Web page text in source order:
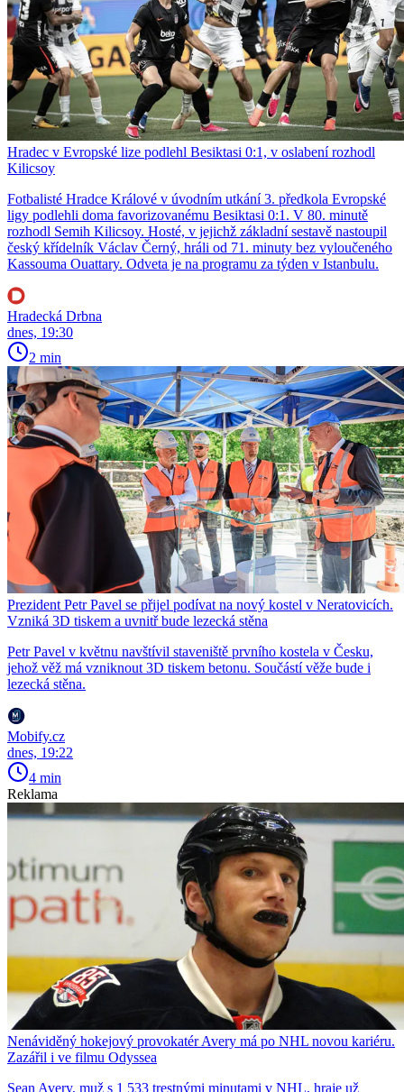
Hradec v Evropské lize podlehl Besiktasi 0:1, v oslabení rozhodl
Kilicsoy
Fotbalisté Hradce Králové v úvodním utkání 3. předkola Evropské
ligy podlehli doma favorizovanému Besiktasi 0:1. V 80. minutě
rozhodl Semih Kilicsoy. Hosté, v jejichž základní sestavě nastoupil
český křídelník Václav Černý, hráli od 71. minuty bez vyloučeného
Kassouma Ouattary. Odveta je na programu za týden v Istanbulu.
Hradecká Drbna
dnes, 19:30
2 min
Prezident Petr Pavel se přijel podívat na nový kostel v Neratovicích.
Vzniká 3D tiskem a uvnitř bude lezecká stěna
Petr Pavel v květnu navštívil staveniště prvního kostela v Česku,
jehož věž má vzniknout 3D tiskem betonu. Součástí věže bude i
lezecká stěna.
Mobify.cz
dnes, 19:22
4 min
Reklama
Nenáviděný hokejový provokatér Avery má po NHL novou kariéru.
Zazářil i ve filmu Odyssea
Sean Avery, muž s 1 533 trestnými minutami v NHL, hraje už